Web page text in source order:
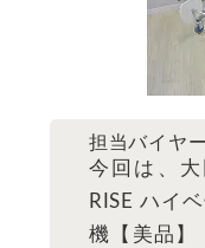
担当バイヤ
今回は、
RISE ハイ
機【美品】